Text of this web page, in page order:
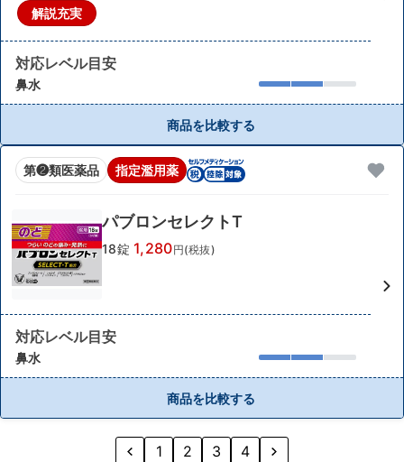
解説充実
対応レベル目安
鼻水
商品を比較する
第❷類医薬品 指定濫用薬
パブロンセレクトT
18錠 1,280円(税抜)
対応レベル目安
鼻水
商品を比較する
1 2 3 4